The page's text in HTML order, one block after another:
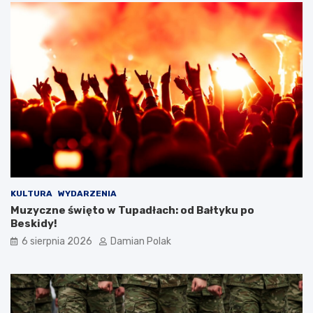
y
r
a
ż
e
i
i
d
l
a
4
l
a
t
KULTURA WYDARZENIA
Muzyczne święto w Tupadłach: od Bałtyku po
Beskidy!
6 sierpnia 2026 Damian Polak